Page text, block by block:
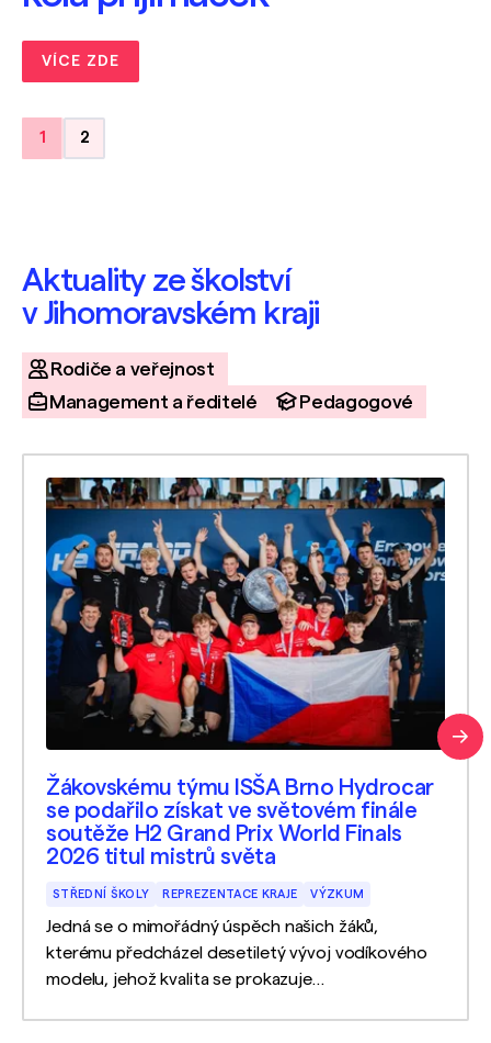
1 2
Aktuality ze školství
v Jihomoravském kraji
Rodiče a veřejnost
Management a ředitelé
Pedagogové
Žákovskému týmu ISŠA Brno Hydrocar
se podařilo získat ve světovém finále
soutěže H2 Grand Prix World Finals
2026 titul mistrů světa
STŘEDNÍ ŠKOLY REPREZENTACE KRAJE VÝZKUM
Jedná se o mimořádný úspěch našich žáků,
kterému předcházel desetiletý vývoj vodíkového
modelu, jehož kvalita se prokazuje